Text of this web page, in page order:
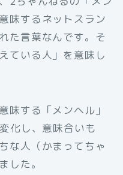
味するネットスラン
た言葉なんです。そ
ている人」を意味し
味する「メンヘル」
化し、意味合いも
な人（かまってちゃ
した。